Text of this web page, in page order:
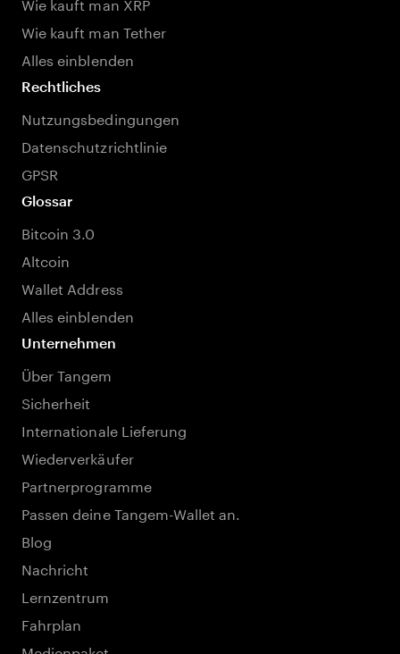
Wie kauft man Tether
Alles einblenden
Rechtliches
Nutzungsbedingungen
Datenschutzrichtlinie
GPSR
Glossar
Bitcoin 3.0
Altcoin
Wallet Address
Alles einblenden
Unternehmen
Über Tangem
Sicherheit
Internationale Lieferung
Wiederverkäufer
Partnerprogramme
Passen deine Tangem-Wallet an.
Blog
Nachricht
Lernzentrum
Fahrplan